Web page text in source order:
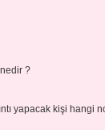
?
yapacak kişi hangi